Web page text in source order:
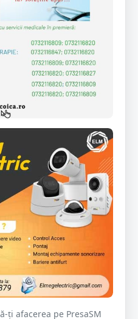
ți afacerea pe PresaSM